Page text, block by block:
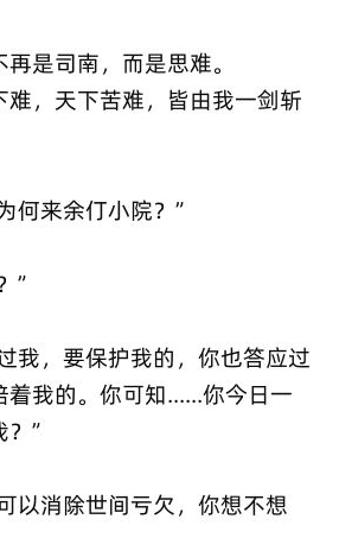
是司南，而是思难。
难，天下苦难，皆由我一剑斩
何来余仃小院？”
”
我，要保护我的，你也答应过
着我的。你可知......你今日一
？”
以消除世间亏欠，你想不想